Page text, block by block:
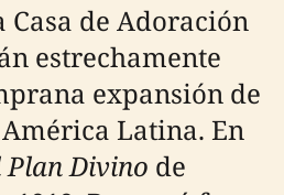
Casa de Adoración
estrechamente
expansión de
América Latina. En
Divino de